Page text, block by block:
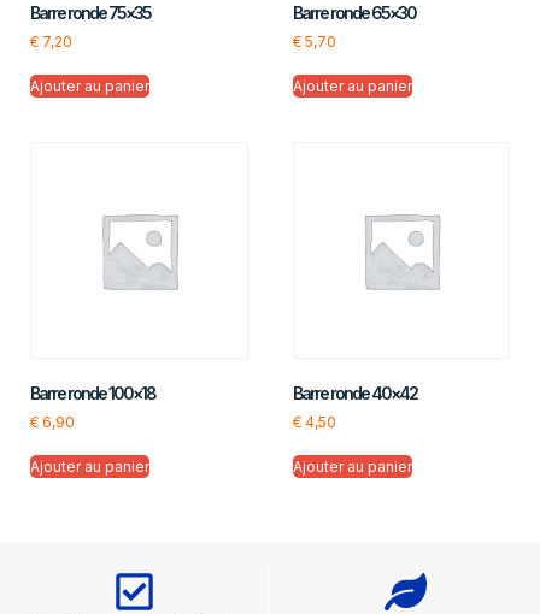
Barre ronde 75×35
€ 7,20
Ajouter au panier
Barre ronde 65×30
€5,70
Ajouter au panier
Barre ronde 100×18
€ 6,90
Ajouter au panier
Barre ronde 40×42
€4,50
Ajouter au panier